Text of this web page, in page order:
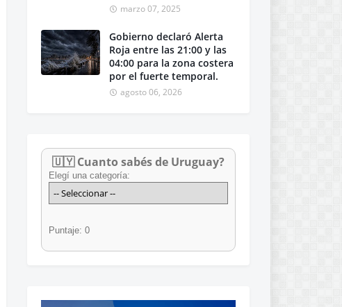
marzo 07, 2025
Gobierno declaró Alerta
Roja entre las 21:00 y las
04:00 para la zona costera
por el fuerte temporal.
agosto 06, 2026
🇺🇾 Cuanto sabés de Uruguay?
Elegí una categoría:
Puntaje: 0